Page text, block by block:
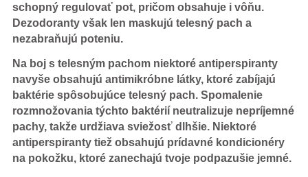
schopný regulovať pot, pričom obsahuje i vôňu.
Dezodoranty však len maskujú telesný pach a
nezabraňujú poteniu.
Na boj s telesným pachom niektoré antiperspiranty
navyše obsahujú antimikróbne látky, ktoré zabíjajú
baktérie spôsobujúce telesný pach. Spomalenie
rozmnožovania týchto baktérií neutralizuje nepríjemné
pachy, takže urdžiava sviežosť dlhšie. Niektoré
antiperspiranty tiež obsahujú prídavné kondicionéry
na pokožku, ktoré zanechajú tvoje podpazušie jemné.